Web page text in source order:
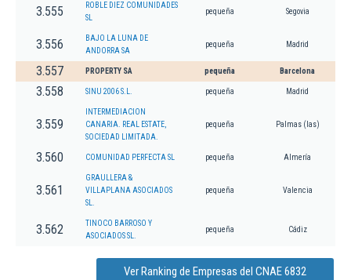
3.555
ROBLE DIEZ COMUNIDADES
SL
pequeña Segovia
3.556
BAJO LA LUNA DE
ANDORRA SA
pequeña Madrid
3.557 PROPERTY SA pequeña Barcelona
3.558 SINU 2006 S.L. pequeña Madrid
3.559
INTERMEDIACION
CANARIA. REAL ESTATE,
SOCIEDAD LIMITADA.
pequeña Palmas (las)
3.560 COMUNIDAD PERFECTA SL pequeña Almería
3.561
GRAULLERA &
VILLAPLANA ASOCIADOS
SL.
pequeña Valencia
3.562
TINOCO BARROSO Y
ASOCIADOS SL.
pequeña Cádiz
Ver Ranking de Empresas del CNAE 6832